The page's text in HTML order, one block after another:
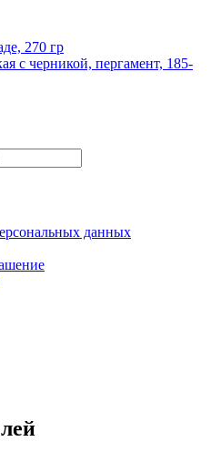
270 гр
с черникой, пергамент, 185-
данных